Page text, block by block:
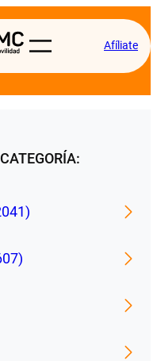
Afíliate